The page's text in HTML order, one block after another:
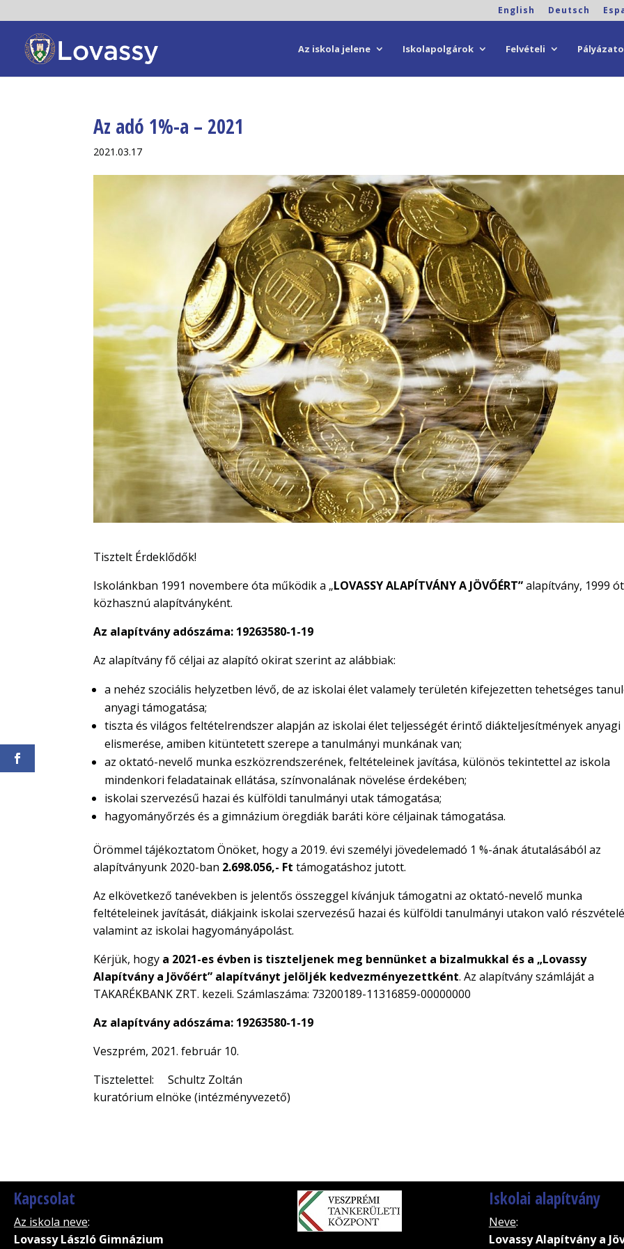
English Deutsch
Az iskola jelene Iskolapolgárok Felvételi
Az adó 1%-a – 2021
2021.03.17
Tisztelt Érdeklődők!
Iskolánkban 1991 novembere óta működik a „LOVASSY ALAPÍTVÁNY A JÖVŐÉRT”alapítvány, 1999
közhasznú alapítványként.
Az alapítvány adószáma: 19263580-1-19
Az alapítvány fő céljai az alapító okirat szerint az alábbiak:
a nehéz szociális helyzetben lévő, de az iskolai élet valamely területén kifejezetten tehetséges
anyagi támogatása;
tiszta és világos feltételrendszer alapján az iskolai élet teljességét érintő diákteljesítmények anyagi
elismerése, amiben kitüntetett szerepe a tanulmányi munkának van;
az oktató-nevelő munka eszközrendszerének, feltételeinek javítása, különös tekintettel az iskola
mindenkori feladatainak ellátása, színvonalának növelése érdekében;
iskolai szervezésű hazai és külföldi tanulmányi utak támogatása;
hagyományőrzés és a gimnázium öregdiák baráti köre céljainak támogatása.
Örömmel tájékoztatom Önöket, hogy a 2019. évi személyi jövedelemadó 1 %-ának átutalásából az
alapítványunk 2020-ban 2.698.056,- Fttámogatáshoz jutott.
Az elkövetkező tanévekben is jelentős összeggel kívánjuk támogatni az oktató-nevelő munka
feltételeinek javítását, diákjaink iskolai szervezésű hazai és külföldi tanulmányi utakon való
valamint az iskolai hagyományápolást.
Kérjük, hogy a 2021-es évben is tiszteljenek meg bennünket a bizalmukkal és a „Lovassy
Alapítvány a Jövőért” alapítványt jelöljék kedvezményezettként. Az alapítvány számláját a
TAKARÉKBANK ZRT. kezeli. Számlaszáma: 73200189-11316859-00000000
Az alapítvány adószáma: 19263580-1-19
Veszprém, 2021. február 10.
Tisztelettel: Schultz Zoltán
kuratórium elnöke (intézményvezető)
Kapcsolat
Az iskola neve:
Lovassy László Gimnázium
Iskolai alapítvány
Neve:
Lovassy Alapítvány a